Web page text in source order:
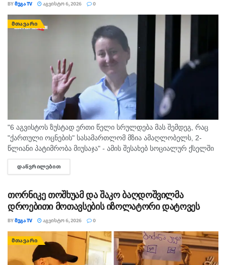
BYᲛᲔᲒᲐ TV ᲐᲒᲕᲘᲡᲢᲝ 6, 2026 0
ᲛᲗᲐᲕᲐᲠᲘ
"6 აგვისტოს ზუსტად ერთი წელი სრულდება მას შემდეგ, რაც
"ქართული ოცნების" სასამართლომ მზია ამაღლობელს, 2-
წლიანი პატიმრობა მიუსაჯა" - ამის შესახებ სოციალურ ქსელში
"მედიის ადვოკატირების კოალიცია" წერს და დაკავებულ
ჟურნალისტს სოლიდარობას უცხადებს. ორგანიზაცია...
ᲓᲐᲬᲕᲠᲘᲚᲔᲑᲘᲗ
თორნიკე თოშხუამ და შაკო ბაღდოშვილმა
დროებითი მოთავსების იზოლატორი დატოვეს
BYᲛᲔᲒᲐ TV ᲐᲒᲕᲘᲡᲢᲝ 6, 2026 0
ᲛᲗᲐᲕᲐᲠᲘ